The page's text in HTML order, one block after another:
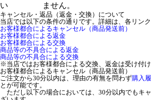
い
ません。
キャンセル・返品（返金・交換）について
当店では以下の条件の通りです。詳細は、各リン
お客様都合によるキャンセル（商品発送前）
お客様都合による返金
お客様都合による交換
商品等の不具合による返金
商品等の不具合による交換
※当店ではお客様都合による交換、返金は受け付け
お客様都合によるキャンセル（商品発送前）
ご注文から30分以内は、理由の有無を問わず購入
とが可能です。
ただし以下の場合においては、30分以内でもキ